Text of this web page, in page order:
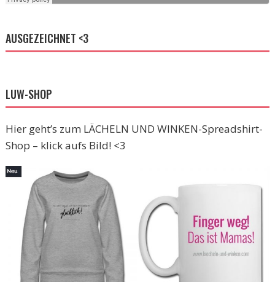
AUSGEZEICHNET <3
LUW-SHOP
Hier geht’s zum LÄCHELN UND WINKEN-Spreadshirt-
Shop – klick aufs Bild! <3